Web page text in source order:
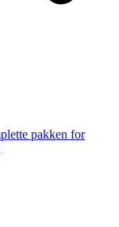
pakken for